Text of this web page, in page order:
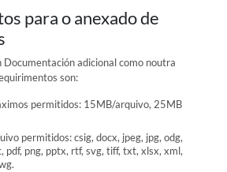
para o anexado de
Documentación adicional como noutra
son:
permitidos: 15MB/arquivo, 25MB
permitidos: csig, docx, jpeg, jpg, odg,
pdf, png, pptx, rtf, svg, tiff, txt, xlsx, xml,